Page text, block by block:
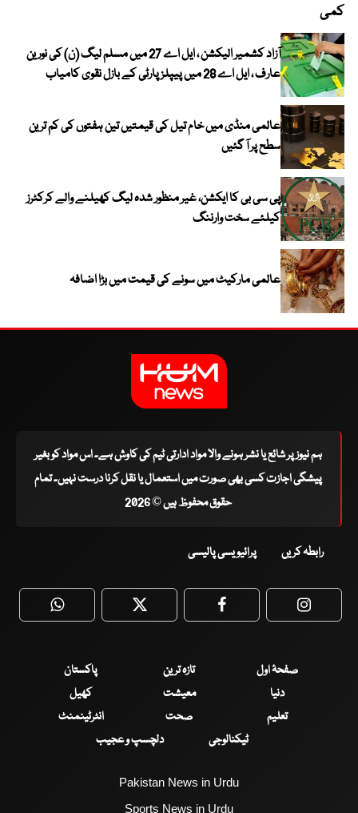
کمی
آزاد کشمیر الیکشن ، ایل اے 27 میں مسلم لیگ (ن) کی نورین
عارف ، ایل اے 28 میں پیپلز پارٹی کے بازل نقوی کامیاب
عالمی منڈی میں خام تیل کی قیمتیں تین ہفتوں کی کم ترین
سطح پر آ گئیں
پی سی بی کا ایکشن، غیر منظور شدہ لیگ کھیلنے والے کرکٹرز
کیلئے سخت وارننگ
عالمی مارکیٹ میں سونے کی قیمت میں بڑا اضافہ
ہم نیوز پر شائع یا نشر ہونے والا مواد ادارتی ٹیم کی کاوش ہے۔ اس مواد کو بغیر
پیشگی اجازت کسی بھی صورت میں استعمال یا نقل کرنا درست نہیں۔ تمام
حقوق محفوظ ہیں © 2026
رابطہ کریں پرائیویسی پالیسی
WhatsApp Twitter Facebook
صفحۂ اول تازہ ترین
پاکستان
دنیا
معیشت
کھیل
تعلیم
صحت
انٹرٹینمنٹ
ٹیکنالوجی
دلچسپ و عجیب
Pakistan News in Urdu
Sports News in Urdu